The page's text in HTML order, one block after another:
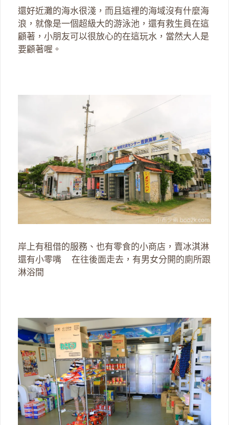
還好近灘的海水很淺，而且這裡的海域沒有什麼海
浪，就像是一個超級大的游泳池，還有救生員在這
顧著，小朋友可以很放心的在這玩水，當然大人是
要顧著喔。
岸上有租借的服務、也有零食的小商店，賣冰淇淋
還有小零嘴 在往後面走去，有男女分開的廁所跟
淋浴間